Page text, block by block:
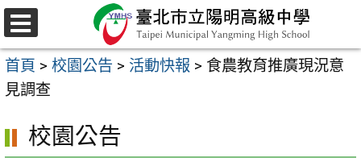
跳
至
主
要
容
區
選
單
首頁 > 校園公告 > 活動快報 > 食農教育推廣現況意
見調查
校園公告